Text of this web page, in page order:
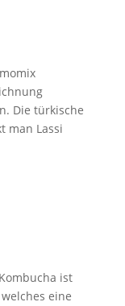
Die türkische
man Lassi
ist
eine